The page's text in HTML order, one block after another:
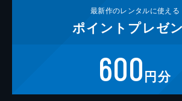
最新作のレンタルに使える
ポイント プレゼ
600円分